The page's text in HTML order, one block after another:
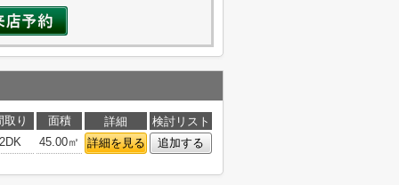
取り 面積 詳細
検討リスト
45.00㎡ 詳細を見る 追加する